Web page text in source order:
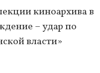
киноархива в
– удар по
власти»